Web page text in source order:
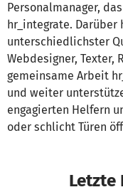
Personalmanager,
hr_integrate.
unterschiedlichster
Webdesigner, Texter,
gemeinsame Arbeit
und weiter
engagierten Helfern
oder schlicht Türen
Letzte